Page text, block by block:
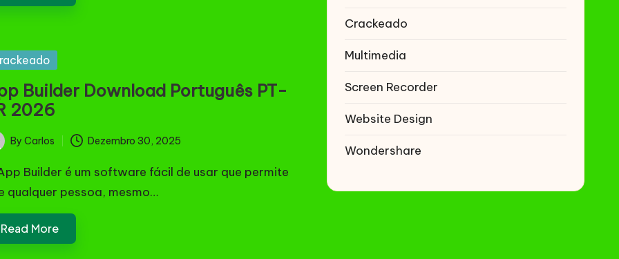
Builder Download Português PT-
2026
By Carlos Dezembro 30, 2025
Builder é um software fácil de usar que permite
qualquer pessoa, mesmo…
Read More
Crackeado
Multimedia
Screen Recorder
Website Design
Wondershare